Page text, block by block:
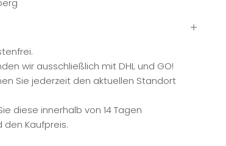
wir ausschließlich mit DHL und GO!
Sie jederzeit den aktuellen Standort
diese innerhalb von 14 Tagen
Kaufpreis.